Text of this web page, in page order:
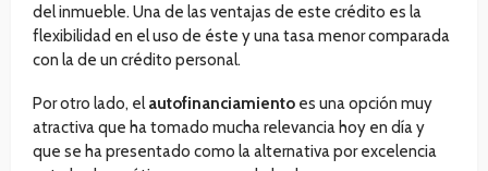
del inmueble. Una de las ventajas de este crédito es la
flexibilidad en el uso de éste y una tasa menor comparada
con la de un crédito personal.
Por otro lado, elautofinanciamiento es una opción muy
atractiva que ha tomado mucha relevancia hoy en día y
que se ha presentado como la alternativa por excelencia